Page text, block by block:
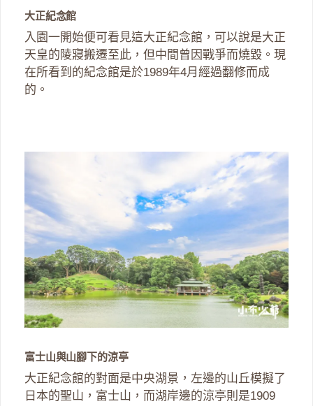
大正紀念館
入園一開始便可看見這大正紀念館，可以說是大正
天皇的陵寢搬遷至此，但中間曾因戰爭而燒毀。現
在所看到的紀念館是於1989年4月經過翻修而成
的。
富士山與山腳下的涼亭
大正紀念館的對面是中央湖景，左邊的山丘模擬了
日本的聖山，富士山，而湖岸邊的涼亭則是1909